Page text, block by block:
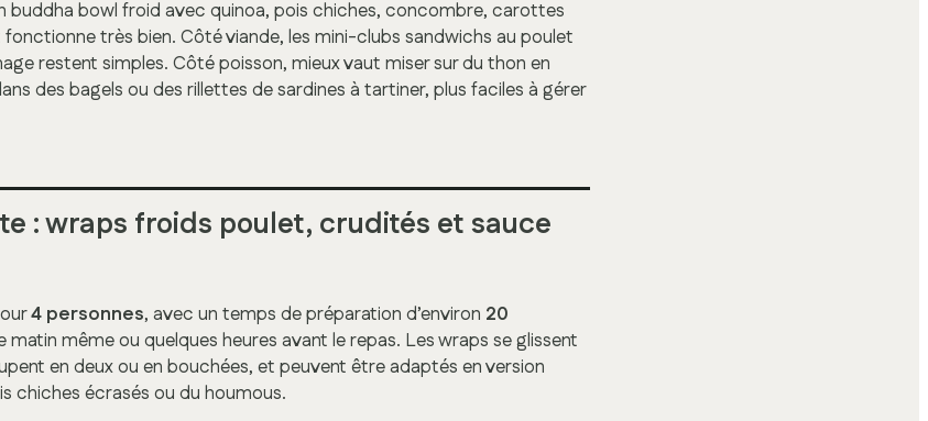
buddha bowl froid avec quinoa, pois chiches, concombre, carottes
très bien. Côté viande, les mini-clubs sandwichs au poulet
restent simples. Côté poisson, mieux vaut miser sur du thon en
des bagels ou des rillettes de sardines à tartiner, plus faciles à gérer
: wraps froids poulet, crudités et sauce
4 personnes, avec un temps de préparation d’environ 20
matin même ou quelques heures avant le repas. Les wraps se glissent
en deux ou en bouchées, et peuvent être adaptés en version
chiches écrasés ou du houmous.